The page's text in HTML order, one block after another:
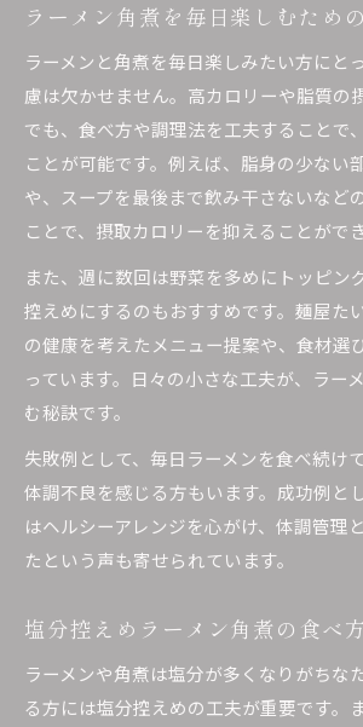
ラーメン角煮を毎日楽しむため
ラーメンと角煮を毎日楽しみたい方にと
慮は欠かせません。高カロリーや脂質の
でも、食べ方や調理法を工夫することで
ことが可能です。例えば、脂身の少ない
や、スープを最後まで飲み干さないなど
ことで、摂取カロリーを抑えることができ
また、週に数回は野菜を多めにトッピン
控えめにするのもおすすめです。麺屋た
の健康を考えたメニュー提案や、食材選
っています。日々の小さな工夫が、ラー
む秘訣です。
失敗例として、毎日ラーメンを食べ続け
体調不良を感じる方もいます。成功例と
はヘルシーアレンジを心がけ、体調管理
たという声も寄せられています。
塩分控えめラーメン角煮の食べ
ラーメンや角煮は塩分が多くなりがちな
る方には塩分控えめの工夫が重要です。